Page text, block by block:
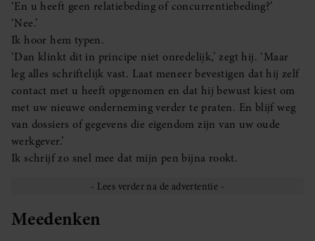
‘En u heeft geen relatiebeding of concurrentiebeding?’
‘Nee.’
Ik hoor hem typen.
‘Dan klinkt dit in principe niet onredelijk,’ zegt hij. ‘Maar
leg alles schriftelijk vast. Laat meneer bevestigen dat hij zelf
contact met u heeft opgenomen en dat hij bewust kiest om
met uw nieuwe onderneming verder te praten. En blijf weg
van dossiers of gegevens die eigendom zijn van uw oude
werkgever.’
Ik schrijf zo snel mee dat mijn pen bijna rookt.
Meedenken